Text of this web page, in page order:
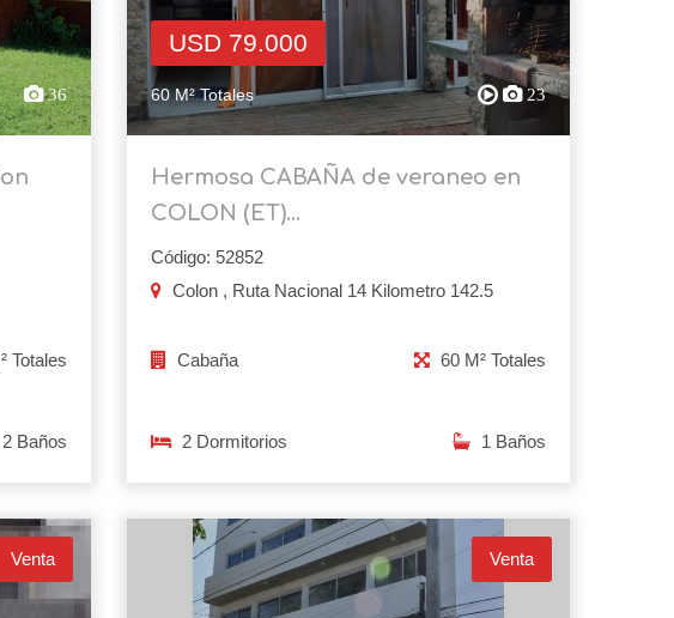
36
Totales
2 Baños
USD 79.000
60 M² Totales 23
Hermosa CABAÑA de veraneo en
COLON (ET)...
Código: 52852
Colon , Ruta Nacional 14 Kilometro 142.5
Cabaña 60 M² Totales
2 Dormitorios 1 Baños
Venta Venta